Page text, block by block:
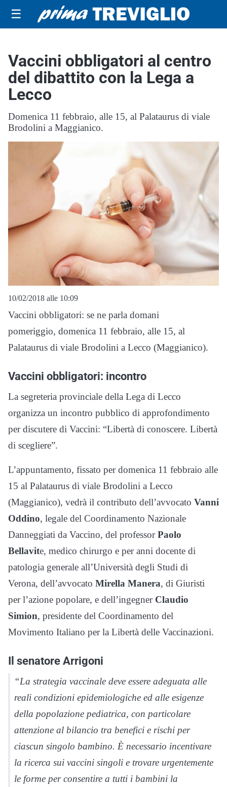
☰
Vaccini obbligatori al centro
del dibattito con la Lega a
Lecco
Domenica 11 febbraio, alle 15, al Palataurus di viale
Brodolini a Maggianico.
10/02/2018 alle 10:09
Vaccini obbligatori: se ne parla domani
pomeriggio, domenica 11 febbraio, alle 15, al
Palataurus di viale Brodolini a Lecco (Maggianico).
Vaccini obbligatori: incontro
La segreteria provinciale della Lega di Lecco
organizza un incontro pubblico di approfondimento
per discutere di Vaccini: “Libertà di conoscere. Libertà
di scegliere”.
L’appuntamento, fissato per domenica 11 febbraio alle
15 al Palataurus di viale Brodolini a Lecco
(Maggianico), vedrà il contributo dell’avvocato Vanni
Oddino, legale del Coordinamento Nazionale
Danneggiati da Vaccino, del professorPaolo
Bellavite, medico chirurgo e per anni docente di
patologia generale all’Università degli Studi di
Verona, dell’avvocato Mirella Manera, di Giuristi
per l’azione popolare, e dell’ingegner Claudio
Simion, presidente del Coordinamento del
Movimento Italiano per la Libertà delle Vaccinazioni.
Il senatore Arrigoni
“La strategia vaccinale deve essere adeguata alle
reali condizioni epidemiologiche ed alle esigenze
della popolazione pediatrica, con particolare
attenzione al bilancio tra benefici e rischi per
ciascun singolo bambino. È necessario incentivare
la ricerca sui vaccini singoli e trovare urgentemente
le forme per consentire a tutti i bambini la